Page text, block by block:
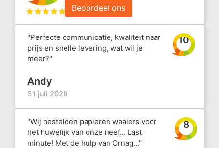
Beoordeel ons
"Perfecte communicatie, kwaliteit naar
prijs en snelle levering, wat wil je
meer?"
10
Andy
31 juli 2026
"Wij bestelden papieren waaiers voor
het huwelijk van onze neef... Last
minute! Met de hulp van Ornag..."
8